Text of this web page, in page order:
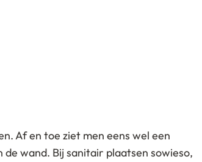
Af en toe ziet men eens wel een
wand. Bij sanitair plaatsen sowieso,